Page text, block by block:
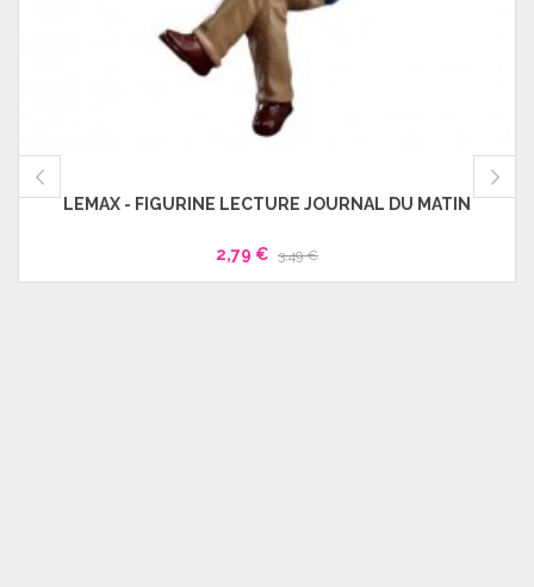
LEMAX - FIGURINE LECTURE JOURNAL DU MATIN
2,79 € 3,49 €